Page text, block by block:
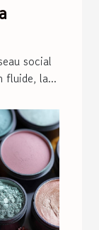
social
fluide, la...